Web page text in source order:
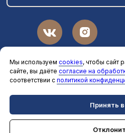
Мы используем cookies, чтобы сайт
сайте, вы даёте согласие на
соответствии с политикой
Принять
ИП КАРАСЬ М.Р. ИНН
ОГРН(ИП)
PROVENCE HOTEL
ПРАВОВАЯ
© 2026 CENTRAL-